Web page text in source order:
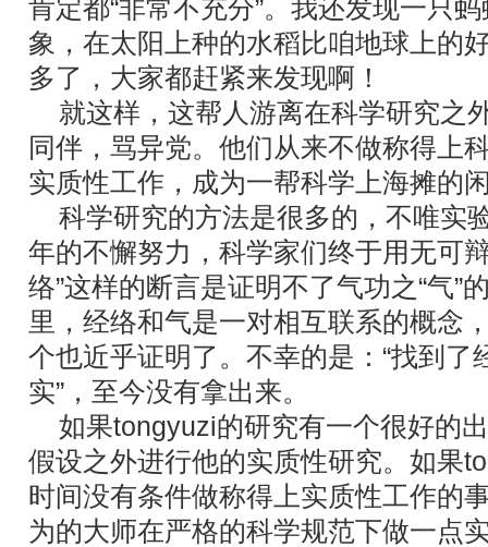
肯定都“非常不充分”。我还发现一只
象，在太阳上种的水稻比咱地球上
多了，大家都赶紧来发现啊！
就这样，这帮人游离在科学研究之
同伴，骂异党。他们从来不做称得上
实质性工作，成为一帮科学上海摊的
科学研究的方法是很多的，不唯实
年的不懈努力，科学家们终于用无可
络”这样的断言是证明不了气功之“气”
里，经络和气是一对相互联系的概念
个也近乎证明了。不幸的是：“找到了
实”，至今没有拿出来。
如果tongyuzi的研究有一个很好的
假设之外进行他的实质性研究。如果
时间没有条件做称得上实质性工作的
为的大师在严格的科学规范下做一点